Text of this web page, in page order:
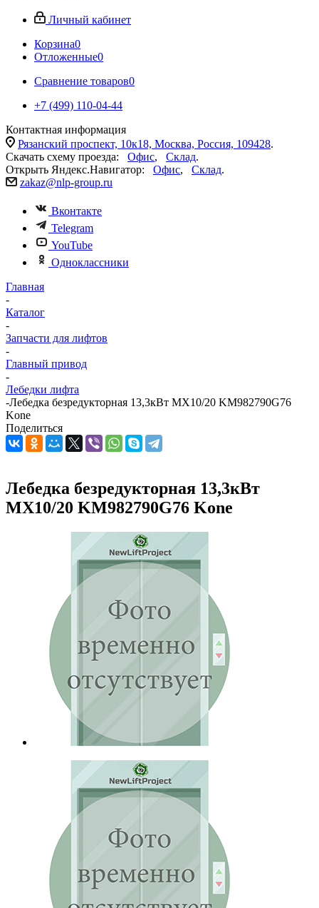
Личный кабинет
Корзина0
Отложенные0
Сравнение товаров0
+7 (499) 110-04-44
Контактная информация
Рязанский проспект, 10к18, Москва, Россия, 109428.
Скачать схему проезда: Офис, Склад.
Открыть Яндекс.Навигатор: Офис, Склад.
zakaz@nlp-group.ru
Вконтакте
Telegram
YouTube
Одноклассники
Главная
-
Каталог
-
Запчасти для лифтов
-
Главный привод
-
Лебедки лифта
-Лебедка безредукторная 13,3кВт MX10/20 KM982790G76
Kone
Поделиться
Лебедка безредукторная 13,3кВт
MX10/20 KM982790G76 Kone